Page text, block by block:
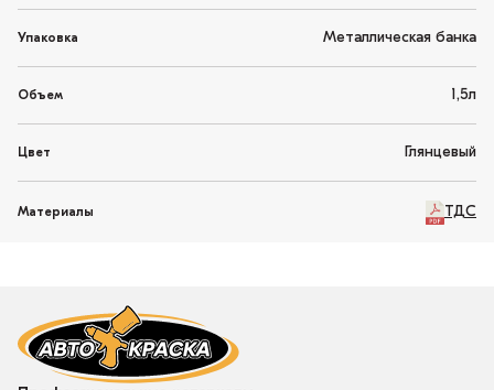
Упаковка Металлическая банка
Объем 1,5л
Цвет Глянцевый
Материалы ТДС